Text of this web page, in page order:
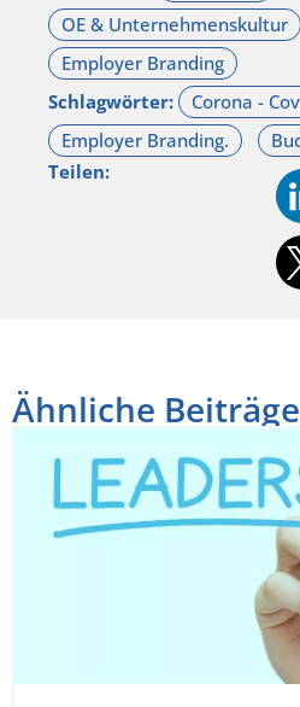
Schlagwörter:
Teilen:
Ähnliche Beiträge